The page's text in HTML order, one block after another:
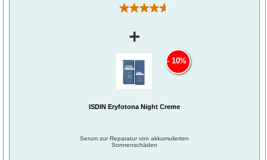
(6)
+
ISDIN Eryfotona Night Creme
Serum zur Reparatur von akkumulierten
Sonnenschäden
10%